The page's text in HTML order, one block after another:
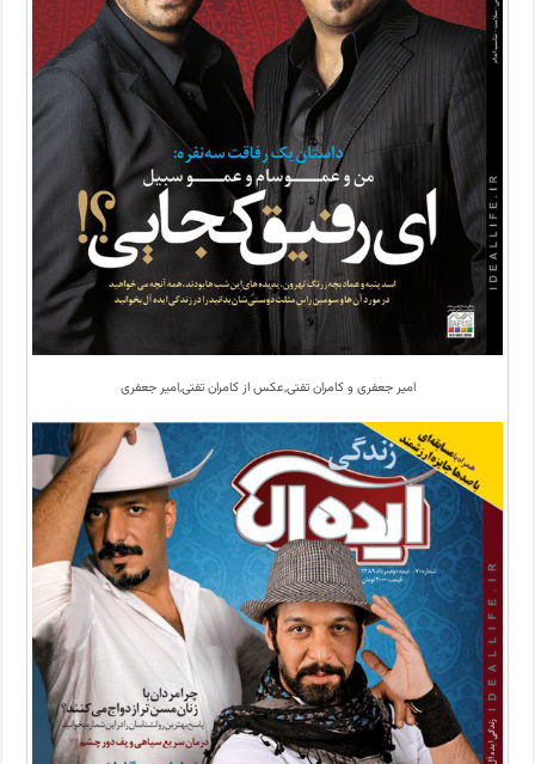
امیر جعفری و کامران تفتی,عکس از کامران تفتی,امیر جعفری